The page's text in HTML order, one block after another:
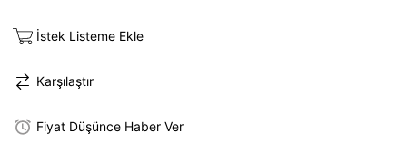
İstek Listeme Ekle
Karşılaştır
Fiyat Düşünce Haber Ver